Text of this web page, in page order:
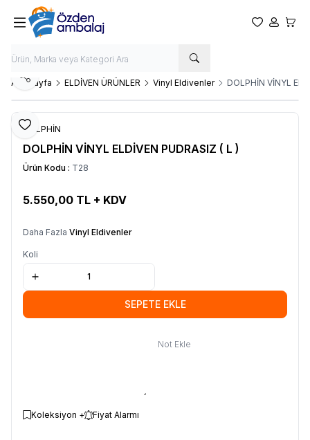
Favorilerim
Hesabım
Ana Sayfa ELDİVEN ÜRÜNLER Vinyl Eldivenler DOLPHİN VİNYL
Favoriye Ekle
Paylaş
DOLPHİN
DOLPHİN VİNYL ELDİVEN PUDRASIZ ( L )
Ürün Kodu : T28
5.550,00 TL + KDV
Daha Fazla Vinyl Eldivenler
Koli
SEPETE EKLE
Not Ekle
Koleksiyon + Fiyat Alarmı